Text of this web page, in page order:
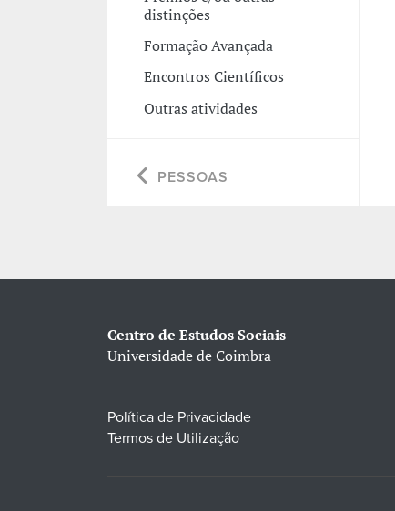
distinções
Formação Avançada
Encontros Científicos
Outras atividades
PESSOAS
Centro de Estudos Sociais
Universidade de Coimbra
Política de Privacidade
Termos de Utilização